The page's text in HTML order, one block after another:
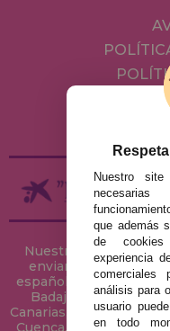
ENVÍOS
Nuestra tienda de
enviamos tus
español: Álava,
Badajoz, Baleares,
Canarias, Cantabria,
Nuestro
que además
de
experiencia
comerciales
análisis para
usuario
en todo